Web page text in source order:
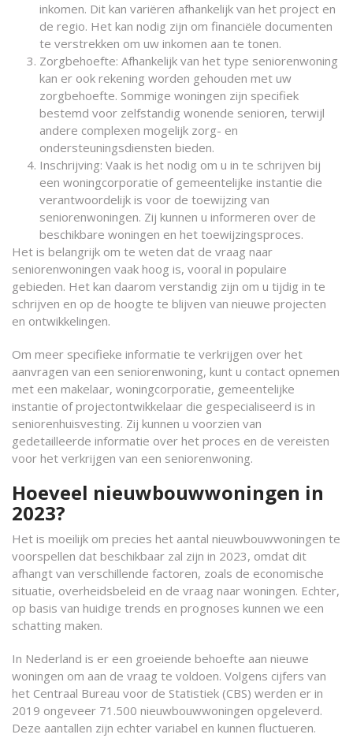
inkomen. Dit kan variëren afhankelijk van het project en
de regio. Het kan nodig zijn om financiële documenten
te verstrekken om uw inkomen aan te tonen.
Zorgbehoefte: Afhankelijk van het type seniorenwoning
kan er ook rekening worden gehouden met uw
zorgbehoefte. Sommige woningen zijn specifiek
bestemd voor zelfstandig wonende senioren, terwijl
andere complexen mogelijk zorg- en
ondersteuningsdiensten bieden.
Inschrijving: Vaak is het nodig om u in te schrijven bij
een woningcorporatie of gemeentelijke instantie die
verantwoordelijk is voor de toewijzing van
seniorenwoningen. Zij kunnen u informeren over de
beschikbare woningen en het toewijzingsproces.
Het is belangrijk om te weten dat de vraag naar
seniorenwoningen vaak hoog is, vooral in populaire
gebieden. Het kan daarom verstandig zijn om u tijdig in te
schrijven en op de hoogte te blijven van nieuwe projecten
en ontwikkelingen.
Om meer specifieke informatie te verkrijgen over het
aanvragen van een seniorenwoning, kunt u contact opnemen
met een makelaar, woningcorporatie, gemeentelijke
instantie of projectontwikkelaar die gespecialiseerd is in
seniorenhuisvesting. Zij kunnen u voorzien van
gedetailleerde informatie over het proces en de vereisten
voor het verkrijgen van een seniorenwoning.
Hoeveel nieuwbouwwoningen in
2023?
Het is moeilijk om precies het aantal nieuwbouwwoningen te
voorspellen dat beschikbaar zal zijn in 2023, omdat dit
afhangt van verschillende factoren, zoals de economische
situatie, overheidsbeleid en de vraag naar woningen. Echter,
op basis van huidige trends en prognoses kunnen we een
schatting maken.
In Nederland is er een groeiende behoefte aan nieuwe
woningen om aan de vraag te voldoen. Volgens cijfers van
het Centraal Bureau voor de Statistiek (CBS) werden er in
2019 ongeveer 71.500 nieuwbouwwoningen opgeleverd.
Deze aantallen zijn echter variabel en kunnen fluctueren.